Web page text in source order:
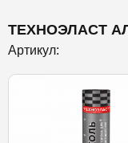
ТЕХНОЭЛАСТ
Артикул: